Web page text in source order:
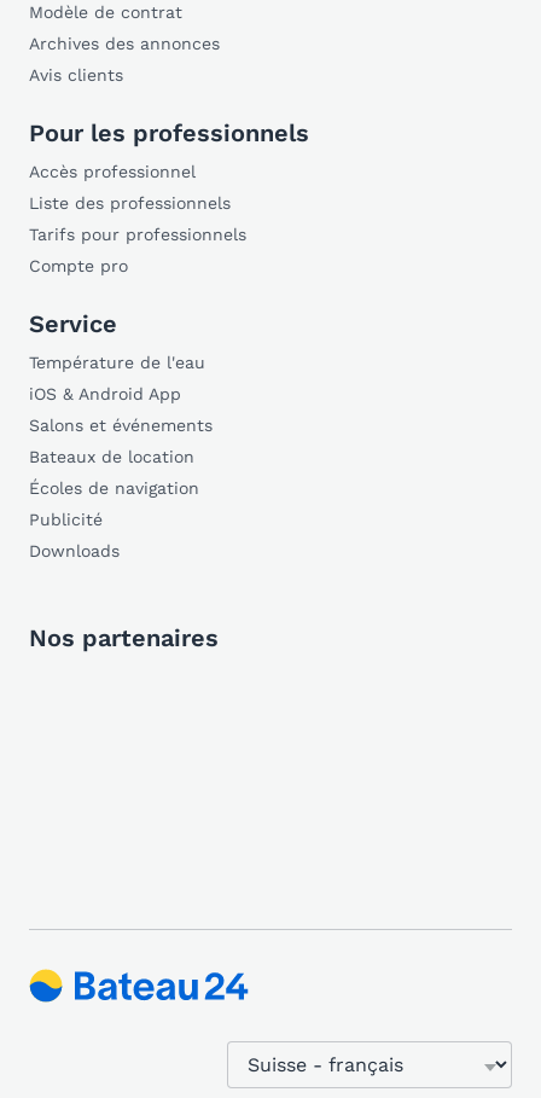
Modèle de contrat
Archives des annonces
Avis clients
Pour les professionnels
Accès professionnel
Liste des professionnels
Tarifs pour professionnels
Compte pro
Service
Température de l'eau
iOS & Android App
Salons et événements
Bateaux de location
Écoles de navigation
Publicité
Downloads
Nos partenaires